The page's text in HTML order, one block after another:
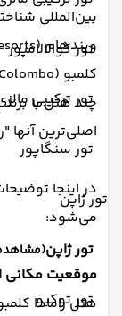
تور کوالالامپور
تور ترکیبی
تور سنگاپور
تور ژاپن
تور ژاپن
تور توکیو
بین‌المللی
چند هتل با
اصلی‌ترین آنها
در اینجا
می‌شود:
موقعیت مکانی
هتل رامادا